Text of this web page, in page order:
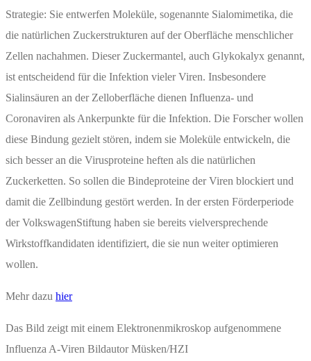
Strategie: Sie entwerfen Moleküle, sogenannte Sialomimetika, die
die natürlichen Zuckerstrukturen auf der Oberfläche menschlicher
Zellen nachahmen. Dieser Zuckermantel, auch Glykokalyx genannt,
ist entscheidend für die Infektion vieler Viren. Insbesondere
Sialinsäuren an der Zelloberfläche dienen Influenza- und
Coronaviren als Ankerpunkte für die Infektion. Die Forscher wollen
diese Bindung gezielt stören, indem sie Moleküle entwickeln, die
sich besser an die Virusproteine heften als die natürlichen
Zuckerketten. So sollen die Bindeproteine der Viren blockiert und
damit die Zellbindung gestört werden. In der ersten Förderperiode
der VolkswagenStiftung haben sie bereits vielversprechende
Wirkstoffkandidaten identifiziert, die sie nun weiter optimieren
wollen.
Mehr dazu hier
Das Bild zeigt mit einem Elektronenmikroskop aufgenommene
Influenza A-Viren Bildautor Müsken/HZI